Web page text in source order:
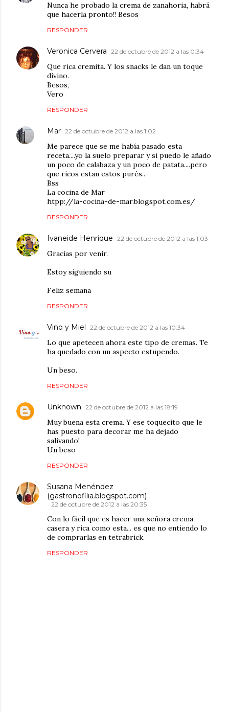
Nunca he probado la crema de zanahoria, habrá
que hacerla pronto!! Besos
RESPONDER
Veronica Cervera 22 de octubre de 2012 a las 0:34
Que rica cremita. Y los snacks le dan un toque
divino.
Besos,
Vero
RESPONDER
Mar 22 de octubre de 2012 a las 1:02
Me parece que se me había pasado esta
receta....yo la suelo preparar y si puedo le añado
un poco de calabaza y un poco de patata....pero
que ricos estan estos purés..
Bss
La cocina de Mar
htpp://la-cocina-de-mar.blogspot.com.es/
RESPONDER
Ivaneide Henrique 22 de octubre de 2012 a las 1:03
Gracias por venir.
Estoy siguiendo su
Feliz semana
RESPONDER
Vino y Miel 22 de octubre de 2012 a las 10:34
Lo que apetecen ahora este tipo de cremas. Te
ha quedado con un aspecto estupendo.
Un beso.
RESPONDER
Unknown 22 de octubre de 2012 a las 18:19
Muy buena esta crema. Y ese toquecito que le
has puesto para decorar me ha dejado
salivando!
Un beso
RESPONDER
Susana Menéndez
(gastronofilia.blogspot.com)
22 de octubre de 2012 a las 20:35
Con lo fácil que es hacer una señora crema
casera y rica como esta... es que no entiendo lo
de comprarlas en tetrabrick.
RESPONDER